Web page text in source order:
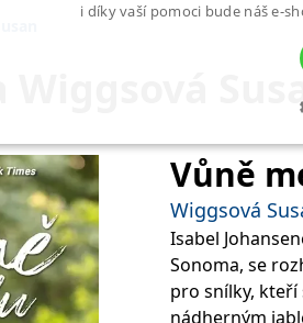
Wiggsová
Vůně
Wiggsová
Isabel
Sonoma, se
pro snílky,
nádherným
i díky vaší pomoci bude náš e-
NEZBYTNÉ ANALYTICKÉ
Nezbytné
základní funkce webových stránek, jako je